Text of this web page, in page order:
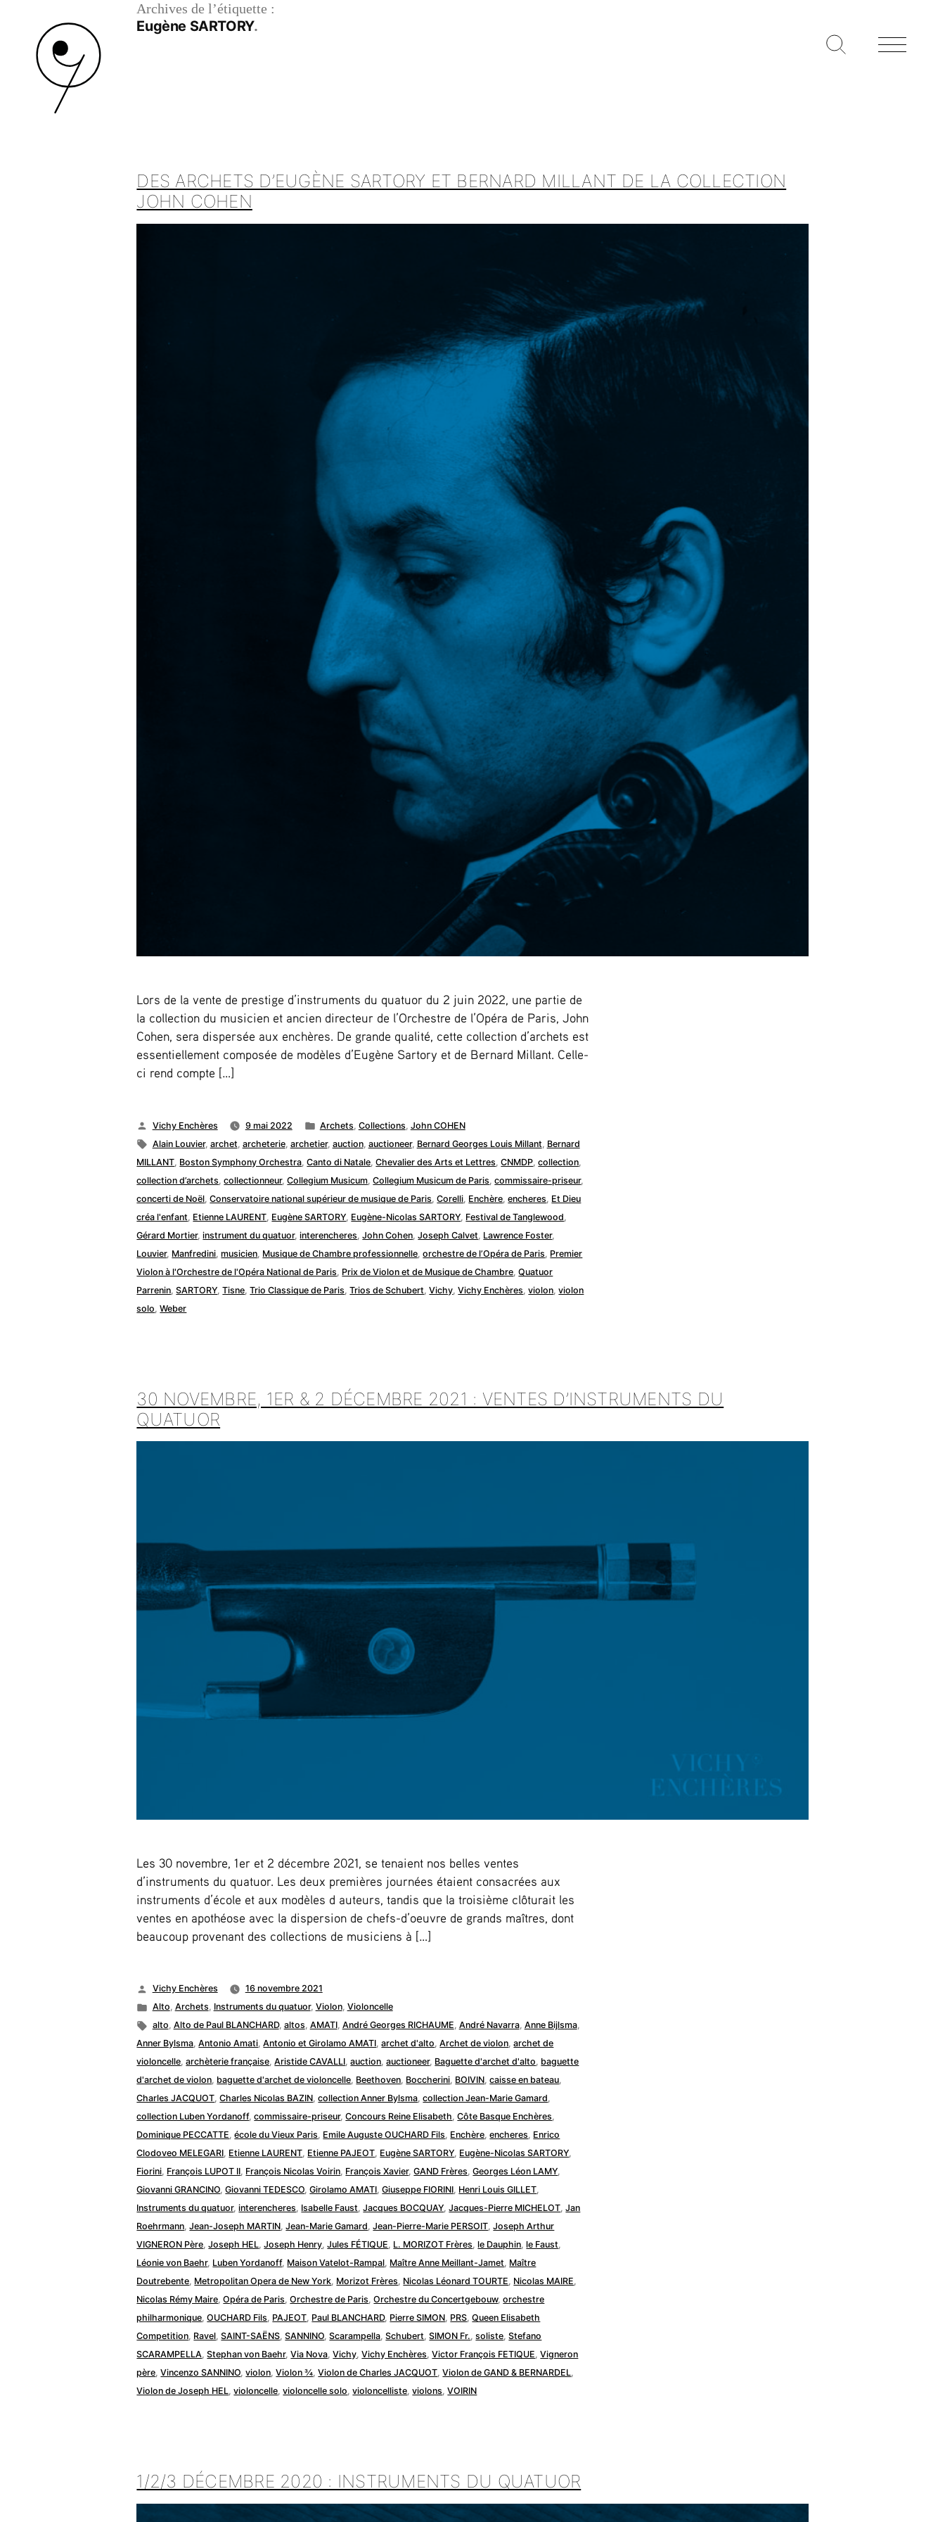
Archives de l’étiquette :
Eugène SARTORY
DES ARCHETS D’EUGÈNE SARTORY ET BERNARD MILLANT DE LA COLLECTION
JOHN COHEN
Lors de la vente de prestige d’instruments du quatuor du 2 juin 2022, une partie de
la collection du musicien et ancien directeur de l’Orchestre de l’Opéra de Paris, John
Cohen, sera dispersée aux enchères. De grande qualité, cette collection d’archets est
essentiellement composée de modèles d’Eugène Sartory et de Bernard Millant. Celle-
ci rend compte […]
Publié
par
Vichy Enchères 9 mai 2022
Publié
dans
Archets Collections John COHEN
Étiquettes :
Alain Louvier, archet archeterie, archetier, auction, auctioneer, Bernard Georges Louis Millant Bernard
MILLANT Boston Symphony Orchestra ,Canto di Natale ,Chevalier des Arts et Lettres ,CNMDP ,collection
collection d’archets ,collectionneur,Collegium Musicum ,Collegium Musicum de Paris ,commissaire-priseur,
concerti de Noël ,Conservatoire national supérieur de musique de Paris ,Corelli Enchère ,encheres Et Dieu
créa l'enfant Etienne LAURENT Eugène SARTORY Eugène-Nicolas SARTORY Festival de Tanglewood
Gérard Mortier,instrument du quatuor,interencheres ,John Cohen ,Joseph Calvet Lawrence Foster,
Louvier, Manfredini ,musicien Musique de Chambre professionnelle ,orchestre de l’Opéra de Paris Premier
Violon à l'Orchestre de l'Opéra National de Paris Prix de Violon et de Musique de Chambre ,Quatuor
Parrenin ,SARTORY ,Tisne ,Trio Classique de Paris ,Trios de Schubert ,Vichy ,Vichy Enchères ,violon ,violon
solo ,Weber
30 NOVEMBRE, 1ER & 2 DÉCEMBRE 2021 : VENTES D’INSTRUMENTS DU
QUATUOR
Les 30 novembre, 1er et 2 décembre 2021, se tenaient nos belles ventes
d’instruments du quatuor. Les deux premières journées étaient consacrées aux
instruments d’école et aux modèles d auteurs, tandis que la troisième clôturait les
ventes en apothéose avec la dispersion de chefs-d’oeuvre de grands maîtres, dont
beaucoup provenant des collections de musiciens à […]
Publié
par
Vichy Enchères
16 novembre 2021
Publié
dans
Alto, Archets, Instruments du quatuor, Violon, Violoncelle
Étiquettes :
alto, Alto de Paul BLANCHARD, altos, AMATI, André Georges RICHAUME, André Navarra, Anne Bijlsma,
Anner Bylsma,Antonio Amati,Antonio et Girolamo AMATI,archet d'alto,Archet de violon,archet de
violoncelle,archèterie française,Aristide CAVALLI,auction,auctioneer, Baguette d'archet d'alto, baguette
d'archet de violon, baguette d'archet de violoncelle, Beethoven, Boccherini, BOIVIN,caisse en bateau,
Charles JACQUOT,Charles Nicolas BAZIN,collection Anner Bylsma,collection Jean-Marie Gamard,
collection Luben Yordanoff,commissaire-priseur,Concours Reine Elisabeth,Côte Basque Enchères,
Dominique PECCATTE,école du Vieux Paris, Emile Auguste OUCHARD Fils, Enchère,encheres, Enrico
Clodoveo MELEGARI, Etienne LAURENT, Etienne PAJEOT, Eugène SARTORY, Eugène-Nicolas SARTORY,
Fiorini, François LUPOT II, François Nicolas Voirin, François Xavier,GAND Frères,Georges Léon LAMY,
Giovanni GRANCINO,Giovanni TEDESCO,Girolamo AMATI,Giuseppe FIORINI, Henri Louis GILLET,
Instruments du quatuor,interencheres, Isabelle Faust,Jacques BOCQUAY,Jacques-Pierre MICHELOT,Jan
Roehrmann,Jean-Joseph MARTIN,Jean-Marie Gamard,Jean-Pierre-Marie PERSOIT,Joseph Arthur
VIGNERON Père,Joseph HEL,Joseph Henry,Jules FÉTIQUE, L. MORIZOT Frères,le Dauphin,le Faust,
Léonie von Baehr, Luben Yordanoff, Maison Vatelot-Rampal, Maître Anne Meillant-Jamet, Maître
Doutrebente, Metropolitan Opera de New York, Morizot Frères, Nicolas Léonard TOURTE, Nicolas MAIRE,
Nicolas Rémy Maire,Opéra de Paris,Orchestre de Paris,Orchestre du Concertgebouw,orchestre
philharmonique,OUCHARD Fils, PAJEOT, Paul BLANCHARD, Pierre SIMON, PRS,Queen Elisabeth
Competition, Ravel,SAINT-SAËNS,SANNINO,Scarampella,Schubert,SIMON Fr.,soliste,Stefano
SCARAMPELLA,Stephan von Baehr,Via Nova,Vichy,Vichy Enchères,Victor François FETIQUE,Vigneron
père,Vincenzo SANNINO,violon,Violon ¾,Violon de Charles JACQUOT,Violon de GAND & BERNARDEL,
Violon de Joseph HEL,violoncelle,violoncelle solo,violoncelliste,violons,VOIRIN
1/2/3 DÉCEMBRE 2020 : INSTRUMENTS DU QUATUOR